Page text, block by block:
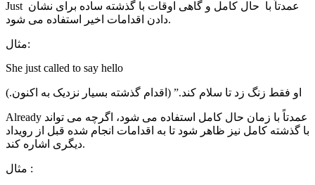
Just عمدتاً با حال کامل و گاهی اوقات با گذشته ساده برای نشان
دادن اقدامات اخیر استفاده می شود.
مثال:
She just called to say hello
او فقط زنگ زد تا سلام کند.” (اقدام گذشته بسیار نزدیک به اکنون.)
Already عمدتاً با زمان حال کامل استفاده می شود، اگرچه می تواند
با گذشته کامل نیز ظاهر شود تا به اقدامات انجام شده قبل از رویداد
دیگری اشاره کند.
مثال :